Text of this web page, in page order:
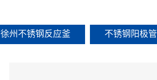
徐州不锈钢反应釜 不锈钢阳极管